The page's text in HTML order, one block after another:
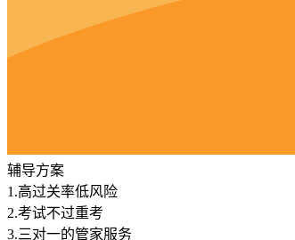
辅导方案
1.高过关率低风险
2.考试不过重考
3.三对一的管家服务